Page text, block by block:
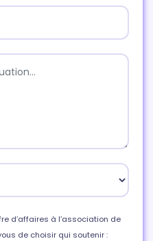
d’affaires à l’association de
de choisir qui soutenir :